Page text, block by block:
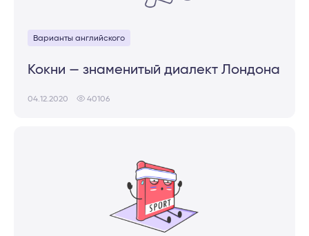
Варианты английского
Кокни — знаменитый диалект Лондона
04.12.2020 40106